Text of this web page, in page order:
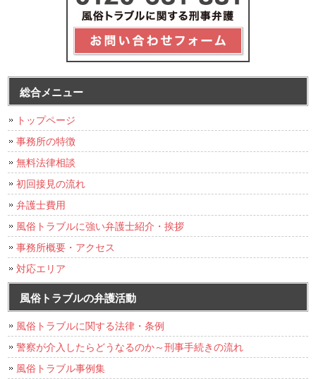
総合メニュー
トップページ
事務所の特徴
無料法律相談
初回接見の流れ
弁護士費用
風俗トラブルに強い弁護士紹介・挨拶
事務所概要・アクセス
対応エリア
風俗トラブルの弁護活動
風俗トラブルに関する法律・条例
警察が介入したらどうなるのか～刑事手続きの流れ
風俗トラブル事例集